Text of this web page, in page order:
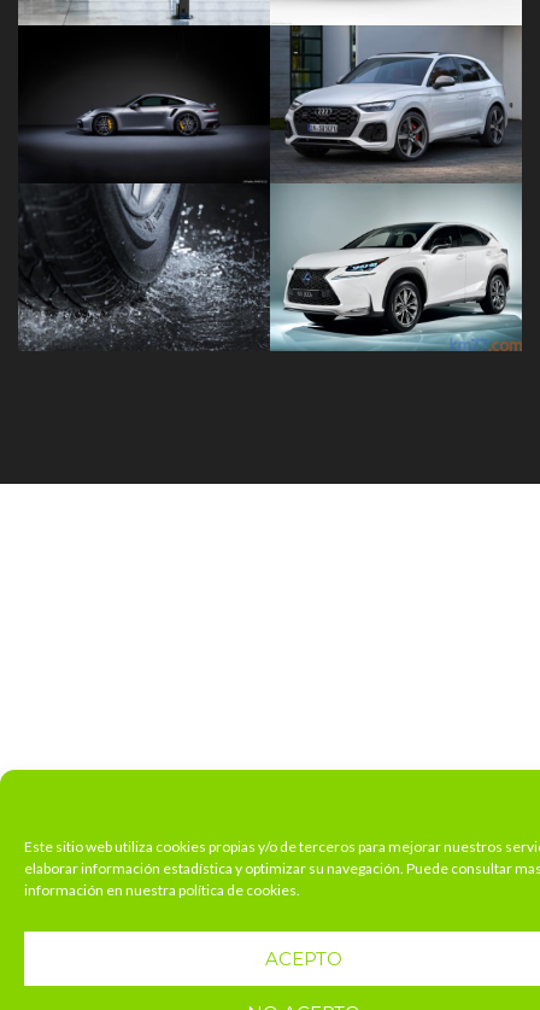
Este sitio web utiliza cookies propias y/o de terceros para mejorar nuestros
elaborar información estadística y optimizar su navegación. Puede consultar
información en nuestra política de cookies.
ACEPTO